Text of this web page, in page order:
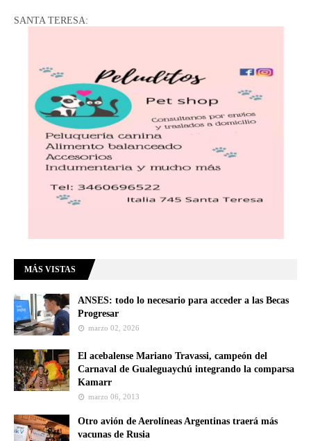
SANTA TERESA:
MÁS VISTAS
ANSES: todo lo necesario para acceder a las Becas
Progresar
marzo 02, 2026
El acebalense Mariano Travassi, campeón del
Carnaval de Gualeguaychú integrando la comparsa
Kamarr
marzo 06, 2013
Otro avión de Aerolíneas Argentinas traerá más
vacunas de Rusia